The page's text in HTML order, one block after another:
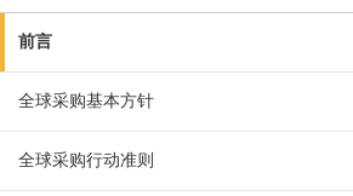
前言
全球采购基本方针
全球采购行动准则